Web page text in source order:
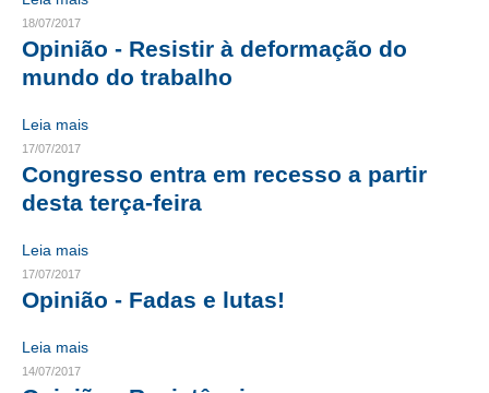
FIQUE POR DENTRO
OPORTUNIDADES
APRESENTAÇÃO
EMPREGO E ESTÁGIO
CARREIRA
AUTÔNOMOS E SERVIÇOS
NEWSLETTER
18/07/2017
Opinião - Resistir à deformação do
mundo do trabalho
Leia mais
17/07/2017
Congresso entra em recesso a partir
desta terça-feira
Leia mais
17/07/2017
Opinião - Fadas e lutas!
Leia mais
14/07/2017